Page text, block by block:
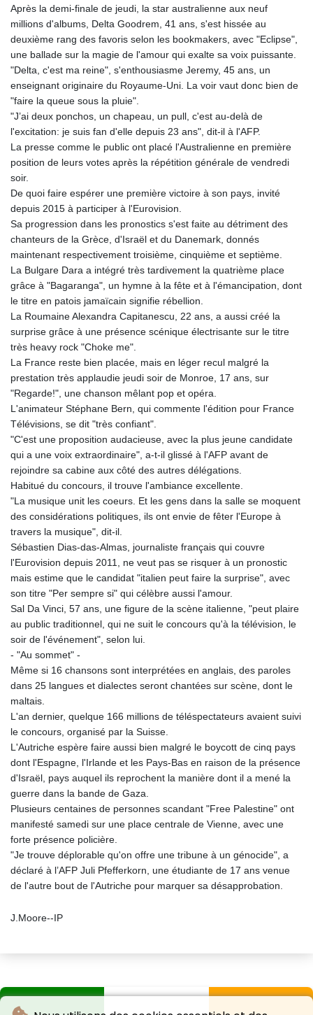
Après la demi-finale de jeudi, la star australienne aux neuf
millions d'albums, Delta Goodrem, 41 ans, s'est hissée au
deuxième rang des favoris selon les bookmakers, avec "Eclipse",
une ballade sur la magie de l'amour qui exalte sa voix puissante.
"Delta, c'est ma reine", s'enthousiasme Jeremy, 45 ans, un
enseignant originaire du Royaume-Uni. La voir vaut donc bien de
"faire la queue sous la pluie".
"J’ai deux ponchos, un chapeau, un pull, c'est au-delà de
l'excitation: je suis fan d'elle depuis 23 ans", dit-il à l'AFP.
La presse comme le public ont placé l'Australienne en première
position de leurs votes après la répétition générale de vendredi
soir.
De quoi faire espérer une première victoire à son pays, invité
depuis 2015 à participer à l'Eurovision.
Sa progression dans les pronostics s'est faite au détriment des
chanteurs de la Grèce, d'Israël et du Danemark, donnés
maintenant respectivement troisième, cinquième et septième.
La Bulgare Dara a intégré très tardivement la quatrième place
grâce à "Bagaranga", un hymne à la fête et à l'émancipation, dont
le titre en patois jamaïcain signifie rébellion.
La Roumaine Alexandra Capitanescu, 22 ans, a aussi créé la
surprise grâce à une présence scénique électrisante sur le titre
très heavy rock "Choke me".
La France reste bien placée, mais en léger recul malgré la
prestation très applaudie jeudi soir de Monroe, 17 ans, sur
"Regarde!", une chanson mêlant pop et opéra.
L'animateur Stéphane Bern, qui commente l'édition pour France
Télévisions, se dit "très confiant".
"C'est une proposition audacieuse, avec la plus jeune candidate
qui a une voix extraordinaire", a-t-il glissé à l'AFP avant de
rejoindre sa cabine aux côté des autres délégations.
Habitué du concours, il trouve l'ambiance excellente.
"La musique unit les coeurs. Et les gens dans la salle se moquent
des considérations politiques, ils ont envie de fêter l'Europe à
travers la musique", dit-il.
Sébastien Dias-das-Almas, journaliste français qui couvre
l'Eurovision depuis 2011, ne veut pas se risquer à un pronostic
mais estime que le candidat "italien peut faire la surprise", avec
son titre "Per sempre si" qui célèbre aussi l'amour.
Sal Da Vinci, 57 ans, une figure de la scène italienne, "peut plaire
au public traditionnel, qui ne suit le concours qu'à la télévision, le
soir de l'événement", selon lui.
- "Au sommet" -
Même si 16 chansons sont interprétées en anglais, des paroles
dans 25 langues et dialectes seront chantées sur scène, dont le
maltais.
L'an dernier, quelque 166 millions de téléspectateurs avaient suivi
le concours, organisé par la Suisse.
L'Autriche espère faire aussi bien malgré le boycott de cinq pays
dont l'Espagne, l'Irlande et les Pays-Bas en raison de la présence
d'Israël, pays auquel ils reprochent la manière dont il a mené la
guerre dans la bande de Gaza.
Plusieurs centaines de personnes scandant "Free Palestine" ont
manifesté samedi sur une place centrale de Vienne, avec une
forte présence policière.
"Je trouve déplorable qu'on offre une tribune à un génocide", a
déclaré à l’AFP Juli Pfefferkorn, une étudiante de 17 ans venue
de l'autre bout de l'Autriche pour marquer sa désapprobation.
J.Moore--IP